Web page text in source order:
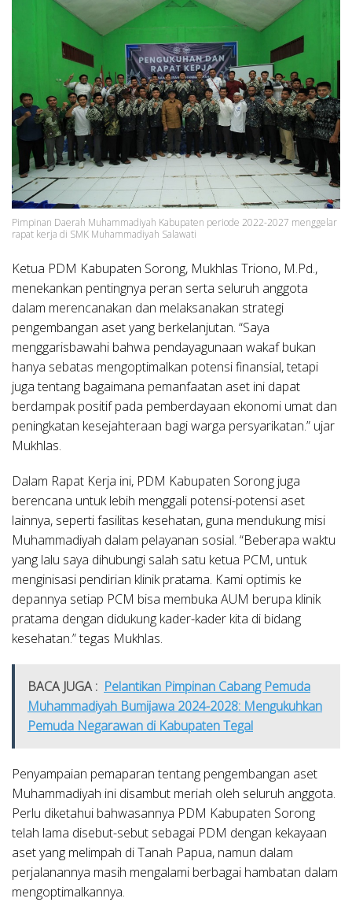
Pimpinan Daerah Muhammadiyah Kabupaten periode 2022-2027 menggelar
rapat kerja di SMK Muhammadiyah Salawati
Ketua PDM Kabupaten Sorong, Mukhlas Triono, M.Pd.,
menekankan pentingnya peran serta seluruh anggota
dalam merencanakan dan melaksanakan strategi
pengembangan aset yang berkelanjutan. “Saya
menggarisbawahi bahwa pendayagunaan wakaf bukan
hanya sebatas mengoptimalkan potensi finansial, tetapi
juga tentang bagaimana pemanfaatan aset ini dapat
berdampak positif pada pemberdayaan ekonomi umat dan
peningkatan kesejahteraan bagi warga persyarikatan.” ujar
Mukhlas.
Dalam Rapat Kerja ini, PDM Kabupaten Sorong juga
berencana untuk lebih menggali potensi-potensi aset
lainnya, seperti fasilitas kesehatan, guna mendukung misi
Muhammadiyah dalam pelayanan sosial. “Beberapa waktu
yang lalu saya dihubungi salah satu ketua PCM, untuk
menginisasi pendirian klinik pratama. Kami optimis ke
depannya setiap PCM bisa membuka AUM berupa klinik
pratama dengan didukung kader-kader kita di bidang
kesehatan.” tegas Mukhlas.
BACA JUGA : Pelantikan Pimpinan Cabang Pemuda
Muhammadiyah Bumijawa 2024-2028: Mengukuhkan
Pemuda Negarawan di Kabupaten Tegal
Penyampaian pemaparan tentang pengembangan aset
Muhammadiyah ini disambut meriah oleh seluruh anggota.
Perlu diketahui bahwasannya PDM Kabupaten Sorong
telah lama disebut-sebut sebagai PDM dengan kekayaan
aset yang melimpah di Tanah Papua, namun dalam
perjalanannya masih mengalami berbagai hambatan dalam
mengoptimalkannya.